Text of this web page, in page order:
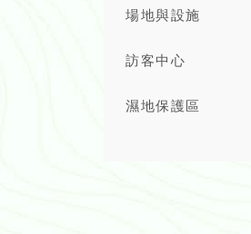
場地與設施
訪客中心
濕地保護區